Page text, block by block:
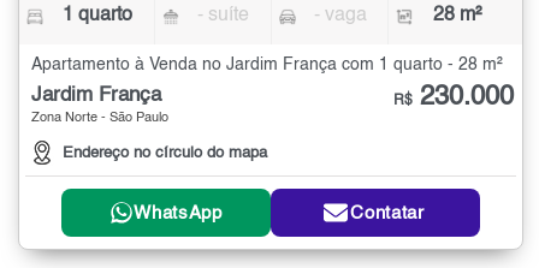
1 quarto - suíte - vaga 28 m²
Apartamento à Venda no Jardim França com 1 quarto - 28 m²
Jardim França
Zona Norte - São Paulo
Endereço no círculo do mapa
R$ 230.000
WhatsApp Contatar